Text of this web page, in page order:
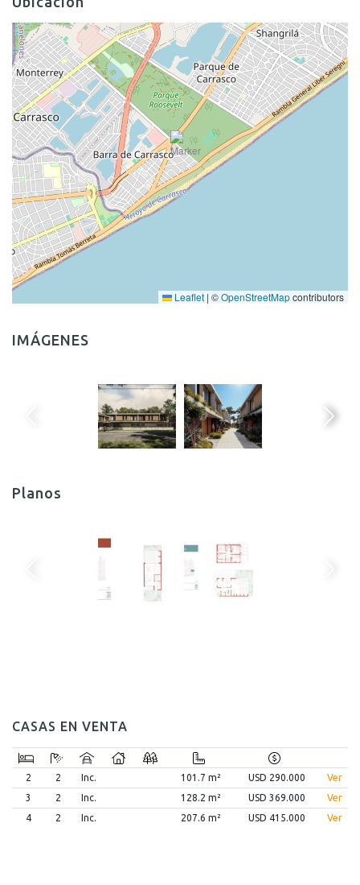
Leaflet | ©OpenStreetMapcontributors
IMÁGENES
Planos
CASAS EN VENTA
2 2 Inc. 101.7 m² USD 290.000
Ver
3
2 Inc. 128.2 m² USD 369.000
Ver
4
2 Inc. 207.6 m² USD 415.000 Ver